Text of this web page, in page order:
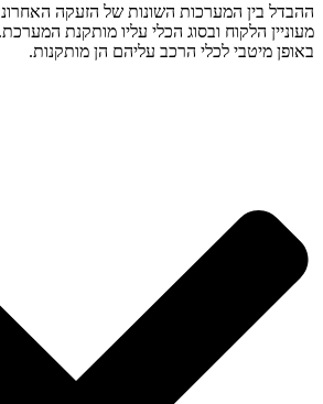
ההבדל בין המערכות השונות של הזעקה
מעוניין הלקוח ובסוג הכלי עליו מותקנת
באופן מיטבי לכלי הרכב עליהם הן מותקנות.